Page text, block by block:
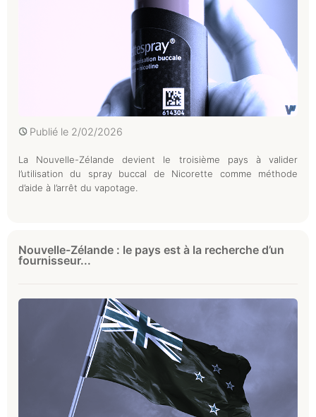
Publié le 2/02/2026
La Nouvelle-Zélande devient le troisième pays à valider
l’utilisation du spray buccal de Nicorette comme méthode
d’aide à l’arrêt du vapotage.
Nouvelle-Zélande : le pays est à la recherche d’un
fournisseur...